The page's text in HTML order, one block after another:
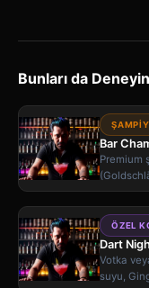
Bunları da Deneyin
Bar
Premium
ÖZEL
Dart
Votka
suyu,